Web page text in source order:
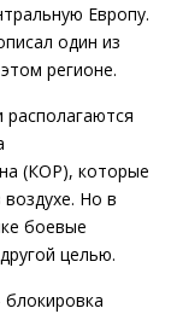
Европу.
один из
регионе.
(КОР), которые
Но в
боевые
целью.